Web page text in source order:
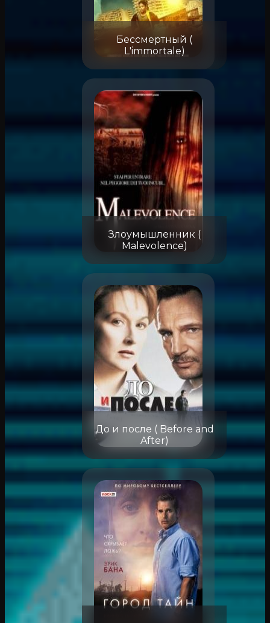
Бессмертный (
L'immortale)
Злоумышленник (
Malevolence)
До и после ( Before and
After)